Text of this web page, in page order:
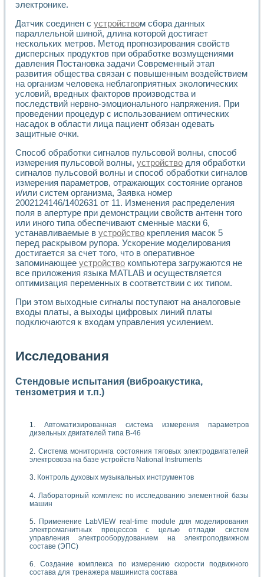
электронике.
Датчик соединен с устройством сбора данных
параллельной шиной, длина которой достигает
нескольких метров. Метод прогнозирования свойств
дисперсных продуктов при обработке возмущениями
давления Постановка задачи Современный этап
развития общества связан с повышенным воздействием
на организм человека неблагоприятных экологических
условий, вредных факторов производства и
последствий нервно-эмоционального напряжения. При
проведении процедур с использованием оптических
насадок в области лица пациент обязан одевать
защитные очки.
Способ обработки сигналов пульсовой волны, способ
измерения пульсовой волны, устройство для обработки
сигналов пульсовой волны и способ обработки сигналов
измерения параметров, отражающих состояние органов
и/или систем организма, Заявка номер
2002124146/1402631 от 11. Изменения распределения
поля в апертуре при демонстрации свойств антенн того
или иного типа обеспечивают сменные маски 6,
устанавливаемые в устройство крепления масок 5
перед раскрывом рупора. Ускорение моделирования
достигается за счет того, что в оперативное
запоминающее устройство компьютера загружаются не
все приложения языка MATLAB и осуществляется
оптимизация переменных в соответствии с их типом.
При этом выходные сигналы поступают на аналоговые
входы платы, а выходы цифровых линий платы
подключаются к входам управления усилением.
Исследования
Стендовые испытания (виброакустика,
тензометрия и т.п.)
Автоматизированная система измерения параметров
дизельных двигателей типа В-46
Система мониторинга состояния тяговых электродвигателей
электровоза на базе устройств National Instruments
Контроль духовых музыкальных инструментов
Лабораторный комплекс по исследованию элементной базы
машин
Применение LabVIEW real-time module для моделирования
электромагнитных процессов с целью отладки систем
управления электрооборудованием на электроподвижном
составе (ЭПС)
Создание комплекса по измерению скорости подвижного
состава для тренажера машиниста состава